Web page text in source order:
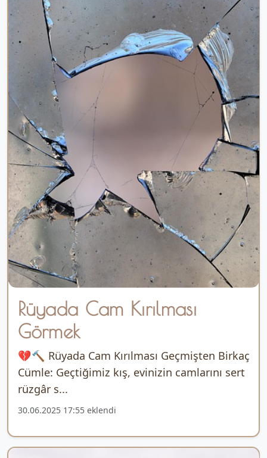
Rüyada Cam Kırılması
Görmek
💔🔨 Rüyada Cam Kırılması Geçmişten Birkaç
Cümle: Geçtiğimiz kış, evinizin camlarını sert
rüzgâr s...
30.06.2025 17:55 eklendi